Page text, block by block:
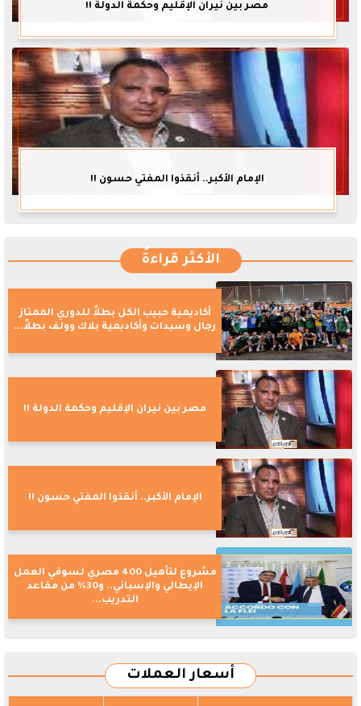
مصر بين نيران الإقليم وحكمة الدولة !!
الإمام الأكبر.. أنقذوا المفتي حسون !!
الأكثر قراءةً
أكاديمية حبيب الكل بطلاً للدوري الممتاز
رجال وسيدات وأكاديمية بلاك وولف بطلاً...
مصر بين نيران الإقليم وحكمة الدولة !!
الإمام الأكبر.. أنقذوا المفتي حسون !!
مشروع لتأهيل 400 مصري لسوقي العمل
الإيطالي والإسباني.. و30% من مقاعد
التدريب...
أسعار العملات